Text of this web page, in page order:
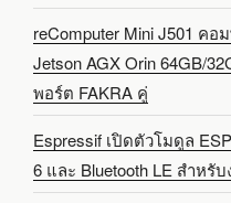
reComputer Mini J501 คอ
Jetson AGX Orin 64GB/
พอร์ต FAKRA คู่
Espressif เปิดตัวโมดูล
6 และ Bluetooth LE สำหรั